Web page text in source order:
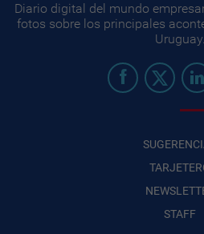
Diario digital del mundo
fotos sobre los principales
Uruguay.
STAFF